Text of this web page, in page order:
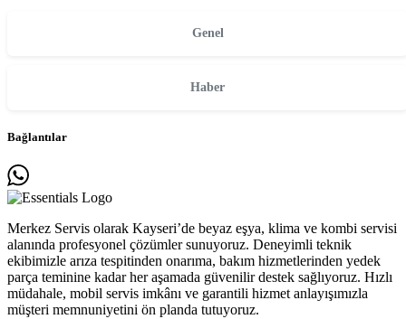
Genel
Haber
Bağlantılar
Merkez Servis olarak Kayseri’de beyaz eşya, klima ve kombi servisi
alanında profesyonel çözümler sunuyoruz. Deneyimli teknik
ekibimizle arıza tespitinden onarıma, bakım hizmetlerinden yedek
parça teminine kadar her aşamada güvenilir destek sağlıyoruz. Hızlı
müdahale, mobil servis imkânı ve garantili hizmet anlayışımızla
müşteri memnuniyetini ön planda tutuyoruz.